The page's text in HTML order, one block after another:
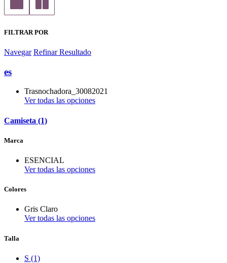
FILTRAR POR
Navegar Refinar Resultado
es
Trasnochadora_30082021
Ver todas las opciones
Camiseta (1)
Marca
ESENCIAL
Ver todas las opciones
Colores
Gris Claro
Ver todas las opciones
Talla
S (1)